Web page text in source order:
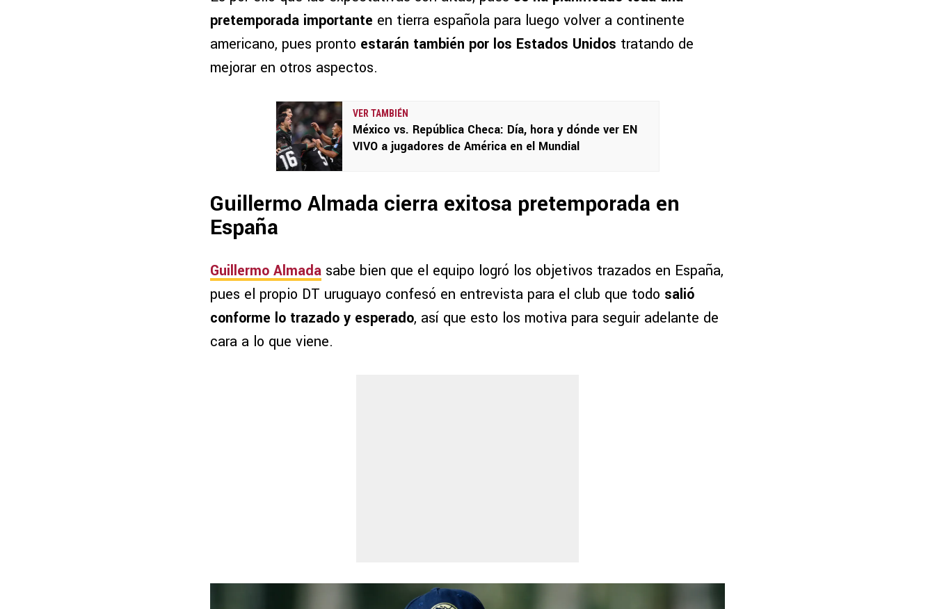
pretemporada importante en tierra española para luego volver a continente
americano, pues pronto estarán también por los Estados Unidos tratando de
mejorar en otros aspectos.
VER TAMBIÉN
México vs. República Checa: Día, hora y dónde ver EN
VIVO a jugadores de América en el Mundial
Guillermo Almada cierra exitosa pretemporada en
España
Guillermo Almada sabe bien que el equipo logró los objetivos trazados en España,
pues el propio DT uruguayo confesó en entrevista para el club que todo salió
conforme lo trazado y esperado, así que esto los motiva para seguir adelante de
cara a lo que viene.